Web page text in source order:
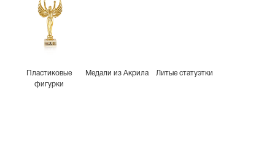
Пластиковые
фигурки
Медали из Акрила Литые статуэтки